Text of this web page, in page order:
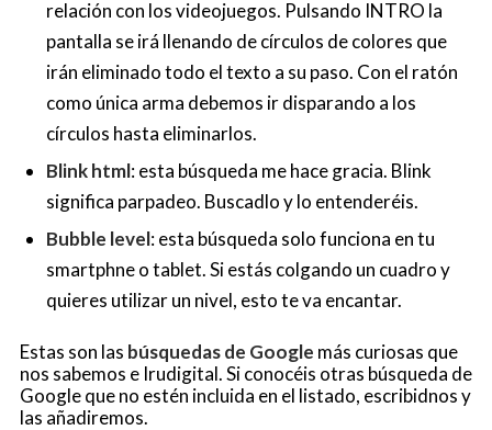
relación con los videojuegos. Pulsando INTRO la
pantalla se irá llenando de círculos de colores que
irán eliminado todo el texto a su paso. Con el ratón
como única arma debemos ir disparando a los
círculos hasta eliminarlos.
Blink html: esta búsqueda me hace gracia. Blink
significa parpadeo. Buscadlo y lo entenderéis.
Bubble level: esta búsqueda solo funciona en tu
smartphne o tablet. Si estás colgando un cuadro y
quieres utilizar un nivel, esto te va encantar.
Estas son las búsquedas de Google más curiosas que
nos sabemos e Irudigital. Si conocéis otras búsqueda de
Google que no estén incluida en el listado, escribidnos y
las añadiremos.